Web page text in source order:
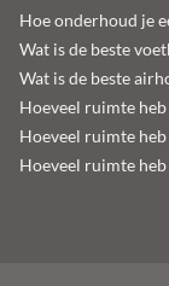
Hoe onderhoud je
Wat is de beste
Wat is de beste
Hoeveel ruimte
Hoeveel ruimte
Hoeveel ruimte